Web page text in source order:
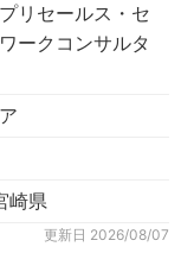
リセールス・セ
ークコンサルタ
崎県
更新日 2026/08/07